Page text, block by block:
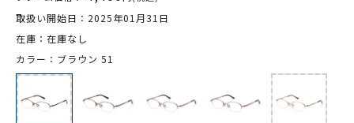
取扱い開始日：2025年01月31日
在庫：在庫なし
カラー：ブラウン 51